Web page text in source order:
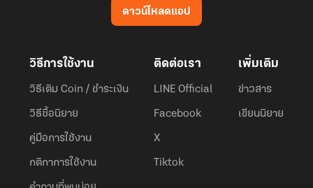
ดาวน์โหลดแอป
วิธีการใช้งาน
วิธีเติม Coin / ชำระเงิน
วิธีซื้อนิยาย
คู่มือการใช้งาน
กติกาการใช้งาน
ติดต่อเรา
LINE Official
Facebook
X
Tiktok
เพิ่มเติม
ข่าวสาร
เขียนนิยาย